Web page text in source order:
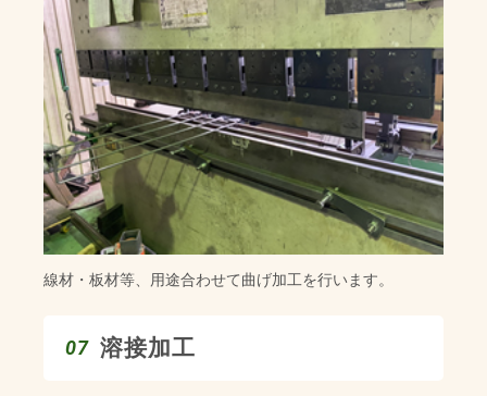
線材・板材等、用途合わせて曲げ加工を行います。
07 溶接加工